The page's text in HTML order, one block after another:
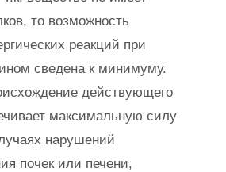
то возможность
реакций при
сведена к минимуму.
действующего
максимальную силу
нарушений
почек или печени,